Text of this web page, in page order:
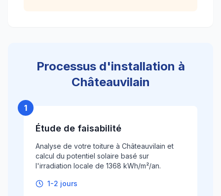
Processus d'installation à
Châteauvilain
1
Étude de faisabilité
Analyse de votre toiture à Châteauvilain et
calcul du potentiel solaire basé sur
l'irradiation locale de 1368 kWh/m²/an.
1-2 jours